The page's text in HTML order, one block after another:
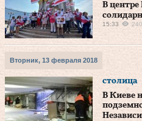
В
15:33
Вторник, 13 февраля 2018
столица
В Киеве